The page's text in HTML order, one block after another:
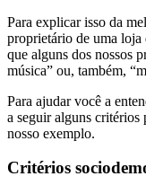
Para explicar isso da
proprietário de uma loja
que alguns dos nossos
música” ou, também,
Para ajudar você a
a seguir alguns critérios
nosso exemplo.
Critérios